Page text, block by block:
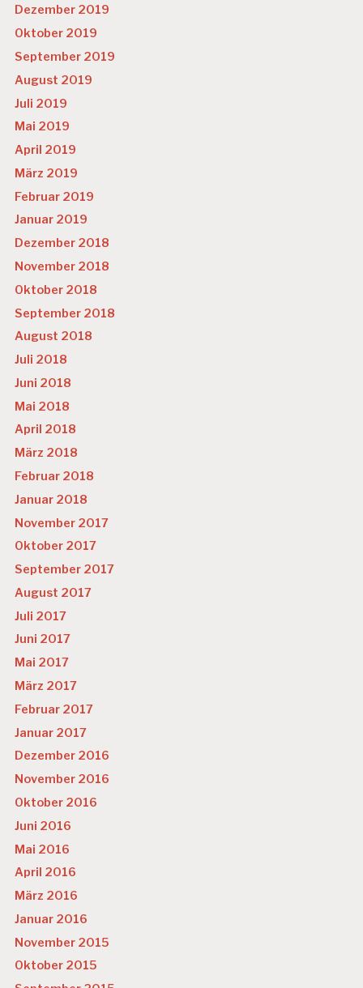
Dezember 2019
Oktober 2019
September 2019
August 2019
Juli 2019
Mai 2019
April 2019
März 2019
Februar 2019
Januar 2019
Dezember 2018
November 2018
Oktober 2018
September 2018
August 2018
Juli 2018
Juni 2018
Mai 2018
April 2018
März 2018
Februar 2018
Januar 2018
November 2017
Oktober 2017
September 2017
August 2017
Juli 2017
Juni 2017
Mai 2017
März 2017
Februar 2017
Januar 2017
Dezember 2016
November 2016
Oktober 2016
Juni 2016
Mai 2016
April 2016
März 2016
Januar 2016
November 2015
Oktober 2015